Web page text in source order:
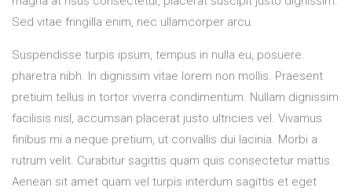
Sed vitae fringilla enim, nec ullamcorper arcu.
Suspendisse turpis ipsum, tempus in nulla eu, posuere
pharetra nibh. In dignissim vitae lorem non mollis. Praesent
pretium tellus in tortor viverra condimentum. Nullam dignissim
facilisis nisl, accumsan placerat justo ultricies vel. Vivamus
finibus mi a neque pretium, ut convallis dui lacinia. Morbi a
rutrum velit. Curabitur sagittis quam quis consectetur mattis.
Aenean sit amet quam vel turpis interdum sagittis et eget